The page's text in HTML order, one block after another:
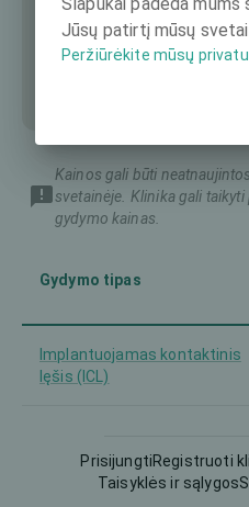
Kainos gali būti
svetainėje. Klinika gali
gydymo kainas.
Gydymo tipas
Implantuojamas kontaktinis
lęšis (ICL)
Trans-PRK ir pan.
PrisijungtiRegistruoti
Taisyklės ir sąlygos
Jūsų patirtį mūsų
Peržiūrėkite mūsų